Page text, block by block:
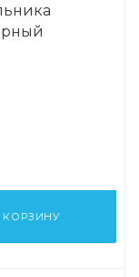
КОРЗИНУ